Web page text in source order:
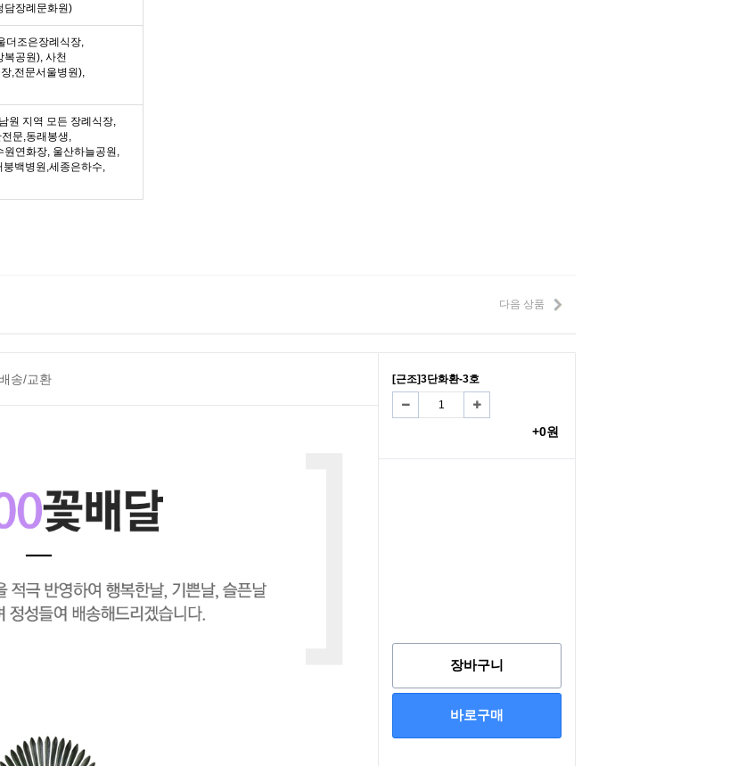
담장례문화원)
더조은장례식장,
복공원), 사천
,전문서울병원),
원 지역 모든 장례식장,
문,동래봉생,
원연화장, 울산하늘공원,
백병원,세종은하수,
다음 상품
송/교환 [근조]3단화환-3호
+0원
장바구니
바로구매